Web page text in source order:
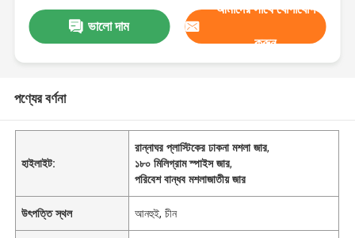
ভালো দাম
আমাদের সাথে যোগাযোগ
করুন
পণ্যের বর্ণনা
হাইলাইট:
রান্নাঘর প্লাস্টিকের ঢাকনা মশলা জার,
১৮০ মিলিগ্রাম স্পাইস জার,
পরিবেশ বান্ধব মশলাজাতীয় জার
উৎপত্তি স্থল আনহুই, চীন